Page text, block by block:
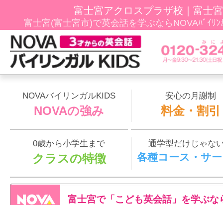
富士宮アクロスプラザ校｜富士
富士宮(富士宮市)で英会話を学ぶならNOVAﾊﾞｲﾘ
NOVAバイリンガルKIDS
NOVAの強み
安心の月謝制
料金・割引
0歳から小学生まで
クラスの特徴
通学型だけじゃな
各種コース・サ
富士宮で「こども英会話」を学ぶな